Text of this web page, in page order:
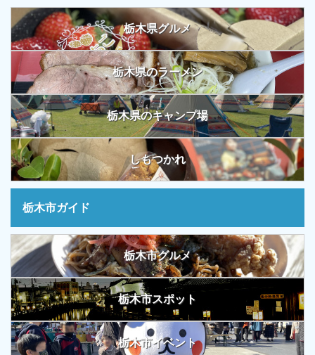
栃木県グルメ
栃木県のラーメン
栃木県のキャンプ場
しもつかれ
栃木市ガイド
栃木市グルメ
栃木市スポット
栃木市イベント